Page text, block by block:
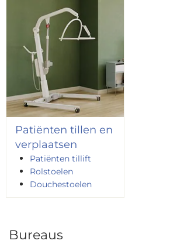
Patiënten tillen en
verplaatsen
Patiënten tillift
Rolstoelen
Douchestoelen
Bureaus